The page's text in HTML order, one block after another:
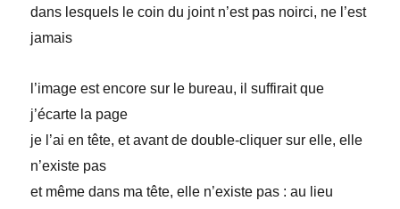
dans lesquels le coin du joint n’est pas noirci, ne l’est
jamais
l’image est encore sur le bureau, il suffirait que
j’écarte la page
je l’ai en tête, et avant de double-cliquer sur elle, elle
n’existe pas
et même dans ma tête, elle n’existe pas : au lieu